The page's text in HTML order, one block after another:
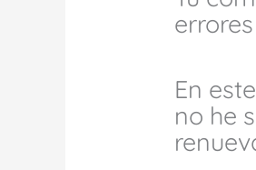
En
no he